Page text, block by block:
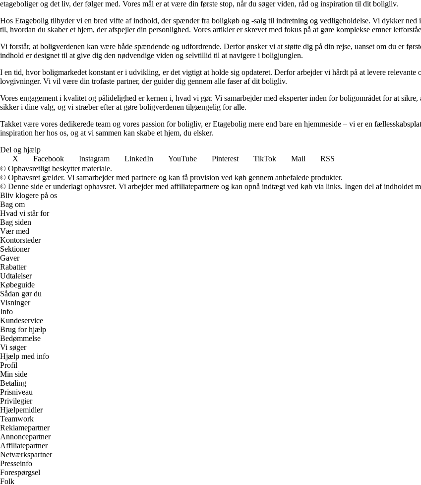
etageboliger og det liv, der følger med. Vores mål er at være din første stop, når du søger viden, råd og inspiration til dit boligliv.
Hos Etagebolig tilbyder vi en bred vifte af indhold, der spænder fra boligkøb og -salg til indretning og vedligeholdelse. Vi dykker
til, hvordan du skaber et hjem, der afspejler din personlighed. Vores artikler er skrevet med fokus på at gøre komplekse emner
Vi forstår, at boligverdenen kan være både spændende og udfordrende. Derfor ønsker vi at støtte dig på din rejse, uanset om du er
indhold er designet til at give dig den nødvendige viden og selvtillid til at navigere i boligjunglen.
I en tid, hvor boligmarkedet konstant er i udvikling, er det vigtigt at holde sig opdateret. Derfor arbejder vi hårdt på at levere
lovgivninger. Vi vil være din trofaste partner, der guider dig gennem alle faser af dit boligliv.
Vores engagement i kvalitet og pålidelighed er kernen i, hvad vi gør. Vi samarbejder med eksperter inden for boligområdet for at
sikker i dine valg, og vi stræber efter at gøre boligverdenen tilgængelig for alle.
Takket være vores dedikerede team og vores passion for boligliv, er Etagebolig mere end bare en hjemmeside – vi er en
inspiration her hos os, og at vi sammen kan skabe et hjem, du elsker.
Del og hjælp
X
Facebook Instagram LinkedIn YouTube Pinterest TikTok Mail
RSS
© Ophavsretligt beskyttet materiale.
© Ophavsret gælder. Vi samarbejder med partnere og kan få provision ved køb gennem anbefalede produkter.
© Denne side er underlagt ophavsret. Vi arbejder med affiliatepartnere og kan opnå indtægt ved køb via links. Ingen del af indholdet
Bliv klogere på os
Bag om
Hvad vi står for
Bag siden
Vær med
Kontorsteder
Sektioner
Gaver
Rabatter
Udtalelser
Købeguide
Sådan gør du
Visninger
Info
Kundeservice
Brug for hjælp
Bedømmelse
Vi søger
Hjælp med info
Profil
Min side
Betaling
Prisniveau
Privilegier
Hjælpemidler
Teamwork
Reklamepartner
Annoncepartner
Affiliatepartner
Netværkspartner
Presseinfo
Forespørgsel
Folk